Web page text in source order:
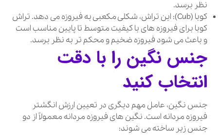
نظر برسد.
کوبا (Cub): این تراش، شکلی مکعبی به فیروزه می دهد. تراش
کوبا برای فیروزه های با کیفیت متوسط تا پایین مناسب است
و باعث می شود فیروزه ضخیم و محکم تر به نظر برسد.
جنس نگین را با دقت
انتخاب کنید
جنس نگین، عامل مهم دیگری در تعیین ارزش انگشتر
فیروزه مردانه است. نگین های فیروزه مردانه معمولاً از دو
جنس زیر ساخته می شوند: